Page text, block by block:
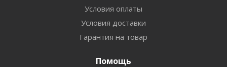
Условия оплаты
Условия доставки
Гарантия на товар
Помощь